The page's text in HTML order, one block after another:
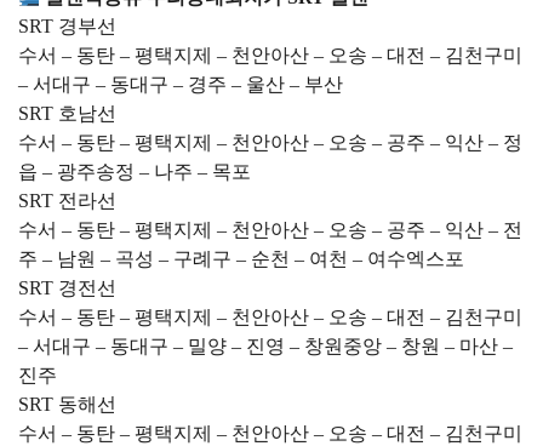
SRT 경부선
수서 – 동탄 – 평택지제 – 천안아산 – 오송 – 대전 – 김천구미
– 서대구 – 동대구 – 경주 – 울산 – 부산
SRT 호남선
수서 – 동탄 – 평택지제 – 천안아산 – 오송 – 공주 – 익산 – 정
읍 – 광주송정 – 나주 – 목포
SRT 전라선
수서 – 동탄 – 평택지제 – 천안아산 – 오송 – 공주 – 익산 – 전
주 – 남원 – 곡성 – 구례구 – 순천 – 여천 – 여수엑스포
SRT 경전선
수서 – 동탄 – 평택지제 – 천안아산 – 오송 – 대전 – 김천구미
– 서대구 – 동대구 – 밀양 – 진영 – 창원중앙 – 창원 – 마산 –
진주
SRT 동해선
수서 – 동탄 – 평택지제 – 천안아산 – 오송 – 대전 – 김천구미